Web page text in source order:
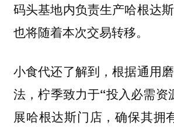
码头基地内负责生产哈根达
也将随着本次交易转移。
小食代还了解到，根据通用
法，柠季致力于“投入必需资
展哈根达斯门店，确保其拥